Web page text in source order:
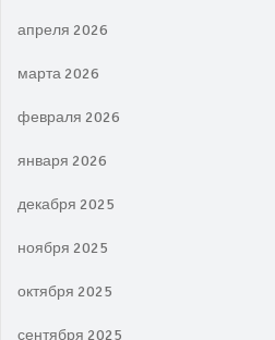
апреля 2026
марта 2026
февраля 2026
января 2026
декабря 2025
ноября 2025
октября 2025
сентября 2025